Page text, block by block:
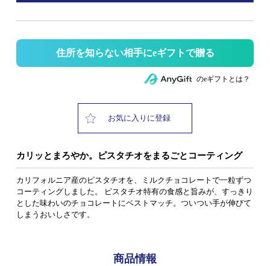
住所を知らない相手にeギフトで贈る
のeギフトとは？
お気に入りに登録
カリッとまろやか。ピスタチオをまるごとコーティング
カリフォルニア産のピスタチオを、ミルクチョコレートで一粒ずつ
コーティングしました。 ピスタチオ特有の食感と旨みが、すっきり
とした味わいのチョコレートにベストマッチ。ついつい手が伸びて
しまうおいしさです。
商品情報